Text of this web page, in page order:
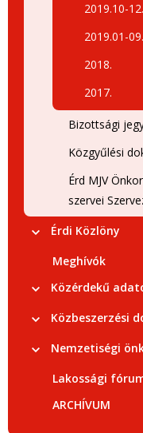
2019.10-
2019.01-
2018.
2017.
Bizottsági
Közgyűlési
Érd MJV
szervei
Érdi Közlöny
Meghívók
Közérdekű
Közbeszerzési
Nemzetiségi
Lakossági
ARCHÍVUM